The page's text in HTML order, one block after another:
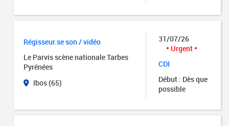
Régisseur.se son / vidéo
Le Parvis scène nationale Tarbes
Pyrénées
Ibos (65)
31/07/26
Urgent
CDI
Début : Dès que
possible